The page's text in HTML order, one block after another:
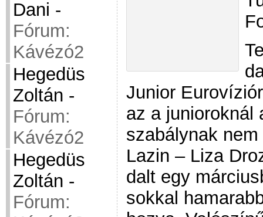
Dani -
Fórum:
Kávézó2
Hegedüs
Zoltán -
Fórum:
Kávézó2
Hegedüs
Zoltán -
Fórum:
Junior
az a junioroknál
szabálynak
Lazin – Liza
dalt egy
sokkal